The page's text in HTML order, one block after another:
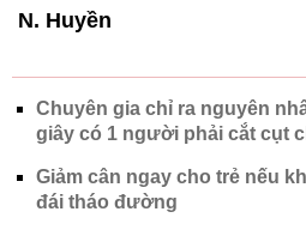
N. Huyền
Chuyên gia chỉ ra nguyên
giây có 1 người phải cắt cụt
Giảm cân ngay cho trẻ nếu
đái tháo đường